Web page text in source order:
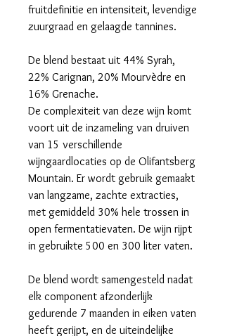
fruitdefinitie en intensiteit, levendige
zuurgraad en gelaagde tannines.
De blend bestaat uit 44% Syrah,
22% Carignan, 20% Mourvèdre en
16% Grenache.
De complexiteit van deze wijn komt
voort uit de inzameling van druiven
van 15 verschillende
wijngaardlocaties op de Olifantsberg
Mountain. Er wordt gebruik gemaakt
van langzame, zachte extracties,
met gemiddeld 30% hele trossen in
open fermentatievaten. De wijn rijpt
in gebruikte 500 en 300 liter vaten.
De blend wordt samengesteld nadat
elk component afzonderlijk
gedurende 7 maanden in eiken vaten
heeft gerijpt, en de uiteindelijke